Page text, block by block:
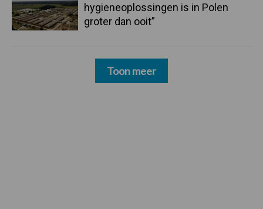
hygieneoplossingen is in Polen
groter dan ooit”
Toon meer